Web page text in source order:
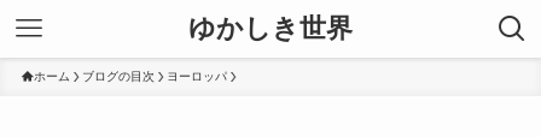
ゆかしき世界
ホーム ブログの目次 ヨーロッパ